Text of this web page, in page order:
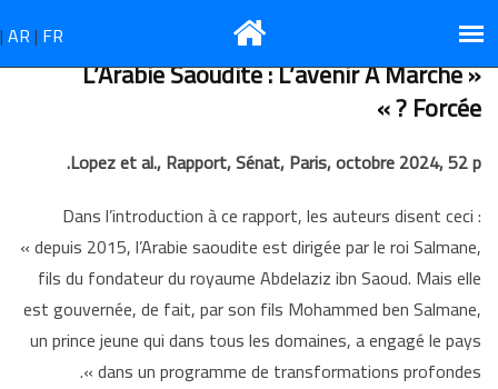
إلى
المحتوى
الرئيسي
AR| FR
|
« L’Arabie Saoudite : L’avenir À Marche
Forcée ? »
Lopez et al., Rapport, Sénat, Paris, octobre 2024, 52 p.
Dans l’introduction à ce rapport, les auteurs disent ceci :
« depuis 2015, l’Arabie saoudite est dirigée par le roi Salmane,
fils du fondateur du royaume Abdelaziz ibn Saoud. Mais elle
est gouvernée, de fait, par son fils Mohammed ben Salmane,
un prince jeune qui dans tous les domaines, a engagé le pays
dans un programme de transformations profondes ».